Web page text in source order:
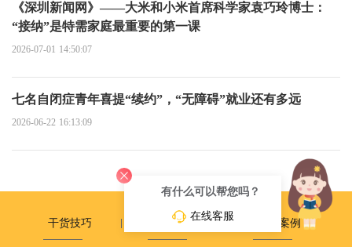
《深圳新闻网》——大米和小米首席科学家袁巧玲博士：
“接纳”是特需家庭最重要的第一课
2026-07-01 14:50:07
七名自闭症青年喜提“续约”，“无障碍”就业还有多远
2026-06-22 16:13:09
干货技巧 政策动态 成长案例
有什么可以帮您吗？
在线客服